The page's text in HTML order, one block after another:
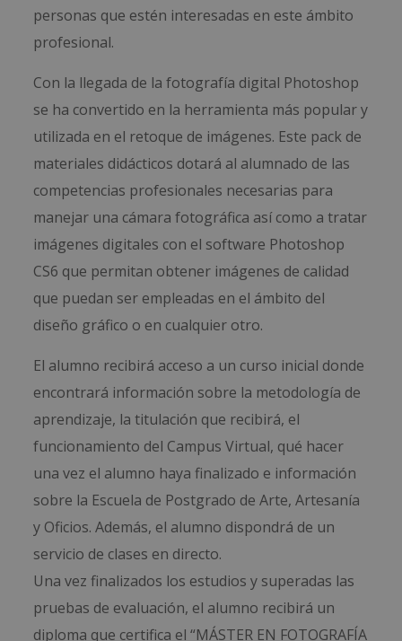
personas que estén interesadas en este ámbito
profesional.
Con la llegada de la fotografía digital Photoshop
se ha convertido en la herramienta más popular y
utilizada en el retoque de imágenes. Este pack de
materiales didácticos dotará al alumnado de las
competencias profesionales necesarias para
manejar una cámara fotográfica así como a tratar
imágenes digitales con el software Photoshop
CS6 que permitan obtener imágenes de calidad
que puedan ser empleadas en el ámbito del
diseño gráfico o en cualquier otro.
El alumno recibirá acceso a un curso inicial donde
encontrará información sobre la metodología de
aprendizaje, la titulación que recibirá, el
funcionamiento del Campus Virtual, qué hacer
una vez el alumno haya finalizado e información
sobre la Escuela de Postgrado de Arte, Artesanía
y Oficios. Además, el alumno dispondrá de un
servicio de clases en directo.
Una vez finalizados los estudios y superadas las
pruebas de evaluación, el alumno recibirá un
diploma que certifica el “MÁSTER EN FOTOGRAFÍA